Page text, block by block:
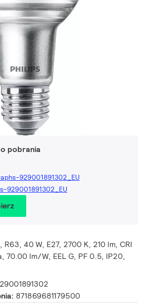
pobrania
929001891302_EU
929001891302_EU
40 W, E27, 2700 K, 210 lm, CRI
70.00 lm/W, EEL G, PF 0.5, IP20,
871869681179500